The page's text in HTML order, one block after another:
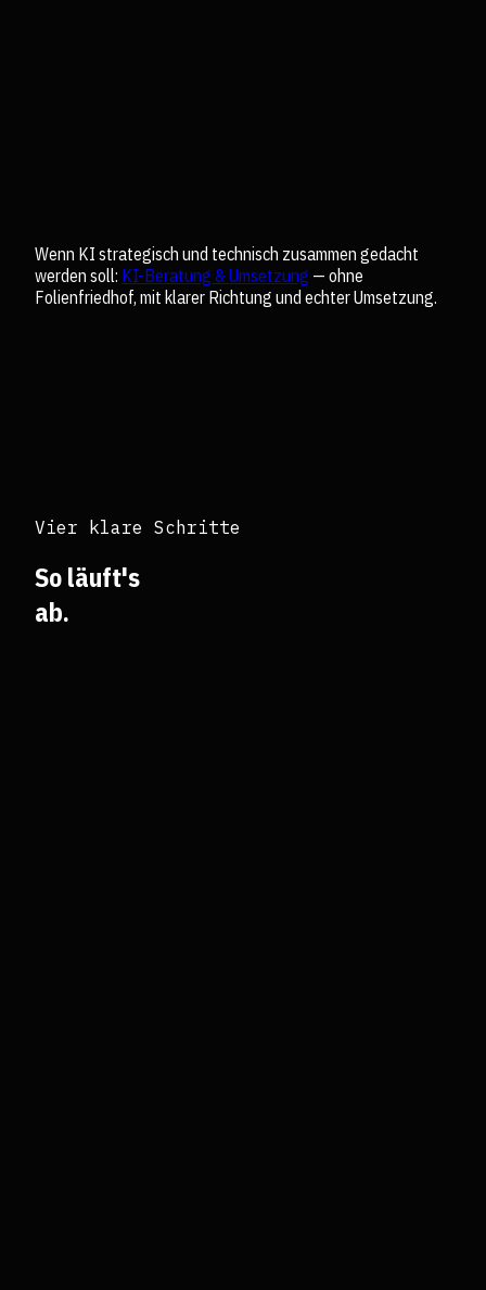
Wenn KI strategisch und technisch zusammen gedacht
werden soll: KI-Beratung & Umsetzung — ohne
Folienfriedhof, mit klarer Richtung und echter Umsetzung.
Vier klare Schritte
So läuft's
ab.